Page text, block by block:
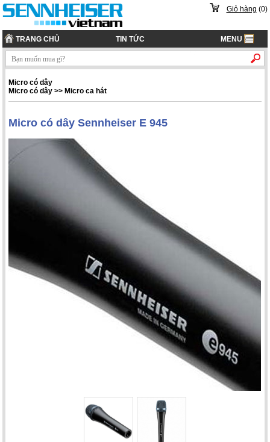
Giỏ hàng (0)
TRANG CHỦ TIN TỨC MENU
Micro có dây
Micro có dây >> Micro ca hát
Micro có dây Sennheiser E 945